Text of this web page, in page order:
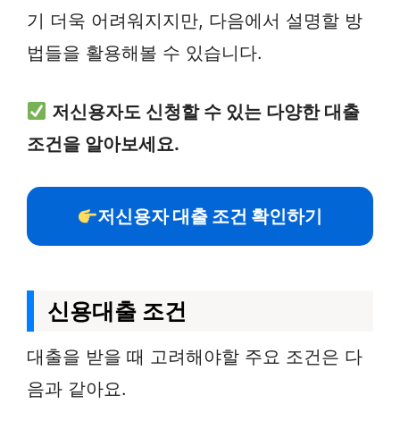
기 더욱 어려워지지만, 다음에서 설명할 방
법들을 활용해볼 수 있습니다.
저신용자도 신청할 수 있는 다양한 대출
조건을 알아보세요.
저신용자 대출 조건 확인하기
신용대출 조건
대출을 받을 때 고려해야할 주요 조건은 다
음과 같아요.